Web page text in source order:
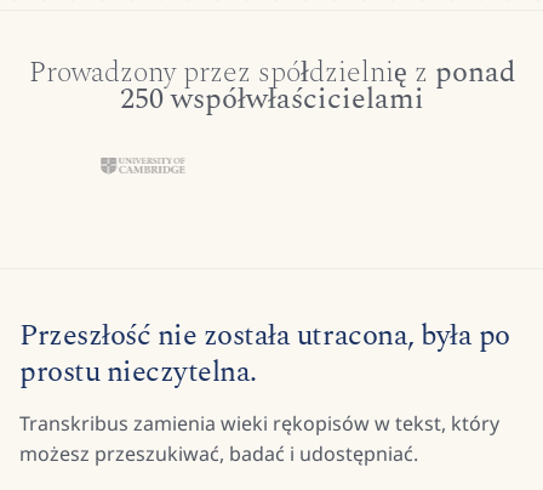
Prowadzony przez spółdzielnię z ponad
250 współwłaścicielami
Przeszłość nie została utracona, była po
prostu nieczytelna.
Transkribus zamienia wieki rękopisów w tekst, który
możesz przeszukiwać, badać i udostępniać.